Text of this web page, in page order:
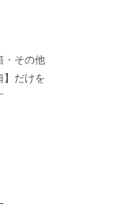
・その他
】だけを